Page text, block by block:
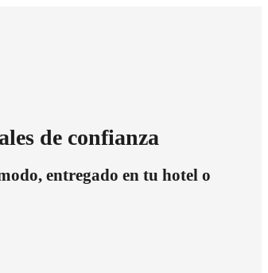
de confianza
entregado en tu hotel o